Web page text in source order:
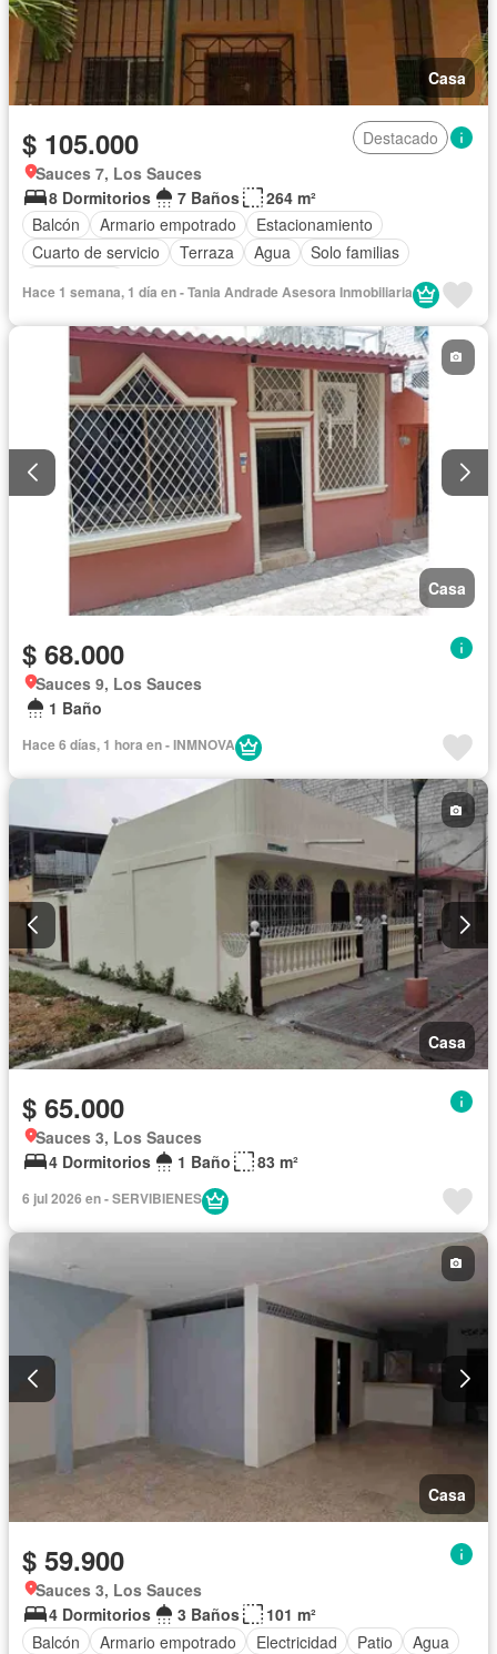
Casa
$ 105.000
Destacado
Sauces 7, Los Sauces
8 Dormitorios
7 Baños
264 m²
Balcón
Armario empotrado
Estacionamiento
Cuarto de servicio
Terraza Agua
Solo familias
Hace 1 semana, 1 día en - Tania Andrade Asesora Inmobiliaria
Casa
$ 68.000
Sauces 9, Los Sauces
1 Baño
Hace 6 días, 1 hora en - INMNOVA
Casa
$ 65.000
Sauces 3, Los Sauces
4 Dormitorios
1 Baño 83 m²
6 jul 2026 en - SERVIBIENES
Casa
$ 59.900
Sauces 3, Los Sauces
4 Dormitorios
3 Baños
101 m²
Balcón
Armario empotrado Electricidad Patio
Agua